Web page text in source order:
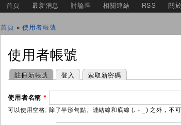
首頁 最新消息 討論區 相關連結 RSS 關
首頁 »使用者帳號
使用者帳號
主要索引標籤
註冊新帳號
(作用中頁籤) 登入 索取新密碼
使用者名稱*
可以使用空格; 除了半形句點、連結線和底線 (. - _) 之外，不可